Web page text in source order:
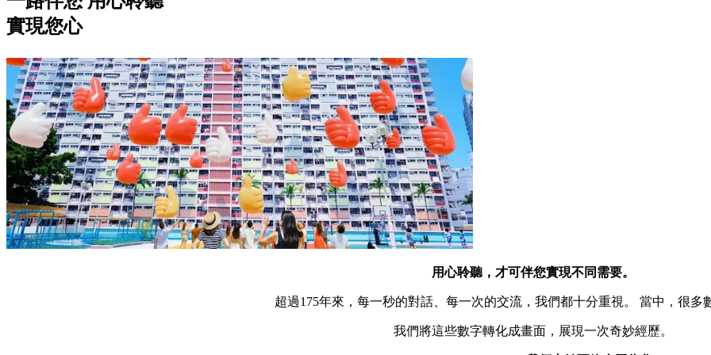
實現您心
用心聆聽，才可伴您實現不同需要。
超過175年來，每一秒的對話、每一次的交流，我們都十分重視。 當中，很多
我們將這些數字轉化成畫面，展現一次奇妙經歷。